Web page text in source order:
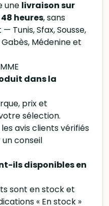
une livraison sur
heures, sans
Tunis, Sfax, Sousse,
Médenine et
dans la
prix et
sélection.
avis clients vérifiés
conseil
ils disponibles en
sont en stock et
« En stock »